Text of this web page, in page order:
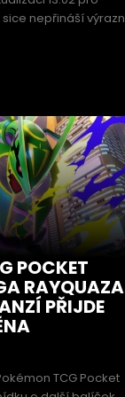
nepřináší
agenta
zklamalo
POCKET
PŘIJDE
TCG Pocket